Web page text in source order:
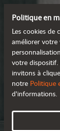
Politique en
Les cookies de
améliorer
votre dispositif.
invitons à
notre Politique
d'informations.